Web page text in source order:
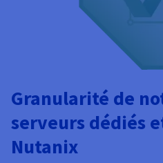
Granularité de
serveurs dédiés
Nutanix